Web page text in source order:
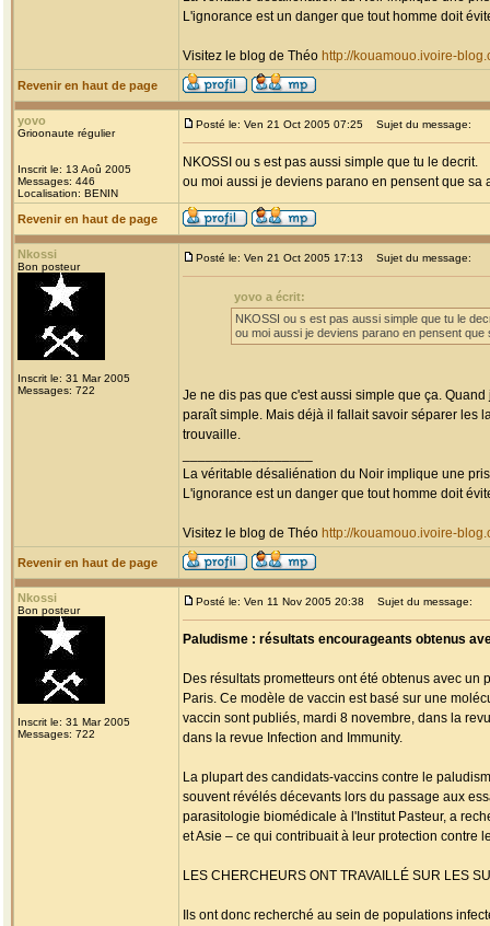
L'ignorance est un danger que tout homme doit
Visitez le blog de Théo http://kouamouo.ivoire-
Revenir en haut de page
yovo
Grioonaute régulier
Inscrit le: 13 Aoû 2005
Messages: 446
Localisation: BENIN
Posté le: Ven 21 Oct 2005 07:25 Sujet du message:
NKOSSI ou s est pas aussi simple que tu le decrit.
ou moi aussi je deviens parano en pensent que
Revenir en haut de page
Nkossi
Bon posteur
Inscrit le: 31 Mar 2005
Messages: 722
Posté le: Ven 21 Oct 2005 17:13 Sujet du message:
yovo a écrit:
NKOSSI ou s est pas aussi simple que tu le
ou moi aussi je deviens parano en pensent
Je ne dis pas que c'est aussi simple que ça.
paraît simple. Mais déjà il fallait savoir séparer les
trouvaille.
La véritable désaliénation du Noir implique une
L'ignorance est un danger que tout homme doit
Visitez le blog de Théo http://kouamouo.ivoire-
Revenir en haut de page
Nkossi
Bon posteur
Inscrit le: 31 Mar 2005
Messages: 722
Posté le: Ven 11 Nov 2005 20:38 Sujet du message:
Paludisme : résultats encourageants obtenus
Des résultats prometteurs ont été obtenus avec
Paris. Ce modèle de vaccin est basé sur une
vaccin sont publiés, mardi 8 novembre, dans la
dans la revue Infection and Immunity.
La plupart des candidats-vaccins contre le
souvent révélés décevants lors du passage aux
parasitologie biomédicale à l'Institut Pasteur, a
et Asie – ce qui contribuait à leur protection contre
LES CHERCHEURS ONT TRAVAILLÉ SUR LES
Ils ont donc recherché au sein de populations